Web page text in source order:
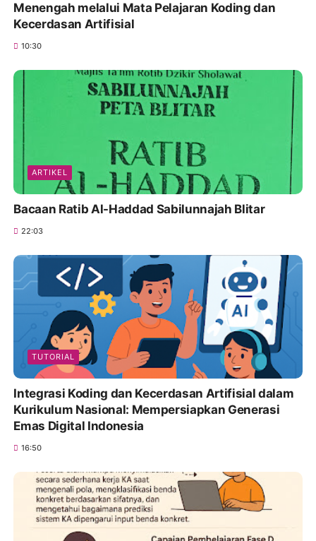
Menengah melalui Mata Pelajaran Koding dan
Kecerdasan Artifisial
10:30
ARTIKEL
Bacaan Ratib Al-Haddad Sabilunnajah Blitar
22:03
TUTORIAL
Integrasi Koding dan Kecerdasan Artifisial dalam
Kurikulum Nasional: Mempersiapkan Generasi
Emas Digital Indonesia
16:50